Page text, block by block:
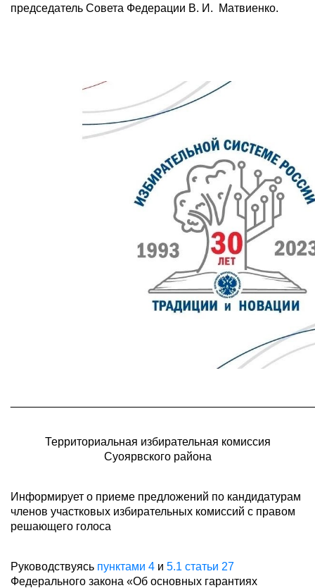
председатель Совета Федерации В. И. Матвиенко.
Территориальная избирательная комиссия
Суоярвского района
Информирует о приеме предложений по кандидатурам
членов участковых избирательных комиссий с правом
решающего голоса
Руководствуясь пунктами 4 и 5.1 статьи 27
Федерального закона «Об основных гарантиях